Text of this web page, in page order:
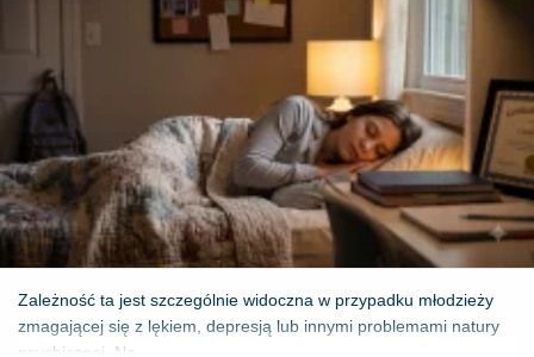
Zależność ta jest szczególnie widoczna w przypadku młodzieży
zmagającej się z lękiem, depresją lub innymi problemami natury
psychicznej. Na...